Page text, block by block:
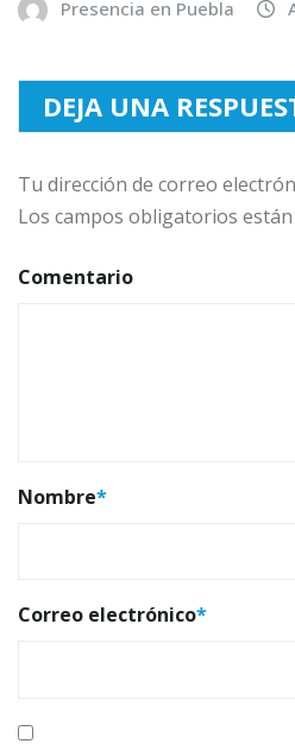
Presencia en Puebla
DEJA UNA
Tu dirección de correo
Los campos obligatorios
Comentario
Nombre*
Correo electrónico*